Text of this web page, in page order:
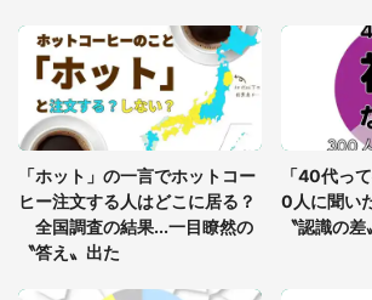
7万人驚がく 「お菓子売り場な
ードル高い」
あまりにも四角すぎる猫、激
座布団だろ」「食パンの耳」と
「ホット」の一言でホットコー
ヒー注文する人はどこに居る？
全国調査の結果...一目瞭然の
〝答え〟出た
「40代っ
0人に聞い
〝認識の